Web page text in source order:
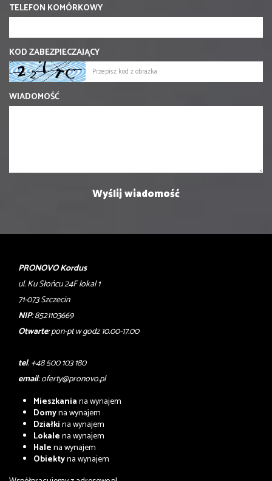
TELEFON KOMÓRKOWY
KOD ZABEZPIECZAJĄCY
WIADOMOŚĆ
PRONOVO Kordus
ul. Ku Słońcu 24F lokal 1
71-073 Szczecin
NIP: 8521103669
Otwarte: pon-pt w godz 10.00-17.00
tel. +48 500 103 180
email:oferty@pronovo.pl
Mieszkaniana wynajem
Domyna wynajem
Działkina wynajem
Lokalena wynajem
Halena wynajem
Obiektyna wynajem